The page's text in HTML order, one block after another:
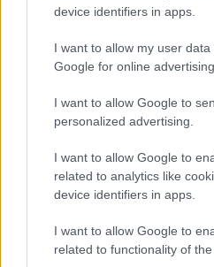
device identifiers in apps.
I want to allow my user
Google for online
I want to allow Google to
personalized advertising.
I want to allow Google to
related to analytics like
device identifiers in apps.
I want to allow Google to
related to functionality of
κάνετε
11/06/
Voucher
λάπτοπ
10/06/
Voucher